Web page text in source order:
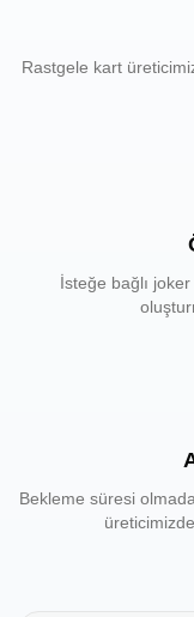
Rastgele kart
İsteğe bağlı
Bekleme süresi